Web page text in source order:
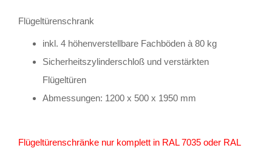
Flügeltürenschrank
inkl. 4 höhenverstellbare Fachböden à 80 kg
Sicherheitszylinderschloß und verstärkten
Flügeltüren
Abmessungen: 1200 x 500 x 1950 mm
Flügeltürenschränke nur komplett in RAL 7035 oder RAL